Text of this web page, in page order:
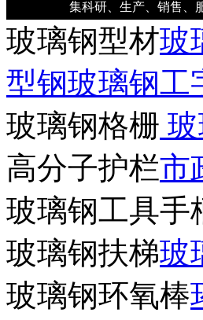
集科研、生产、销售、
玻璃钢型材玻
型钢玻璃钢工
玻璃钢格栅
高分子护栏市
玻璃钢工具手
玻璃钢扶梯玻
玻璃钢环氧棒